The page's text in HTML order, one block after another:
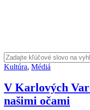
Kultúra, Médiá
V Karlových
našimi očami